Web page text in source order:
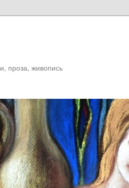
проза, живопись